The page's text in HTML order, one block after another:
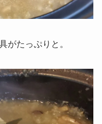
がたっぷりと。